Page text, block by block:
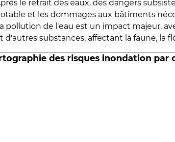
le retrait des eaux, des dangers
et les dommages aux bâtiments
pollution de l'eau est un impact majeur,
d'autres substances, affectant la faune, la
des risques inondation par